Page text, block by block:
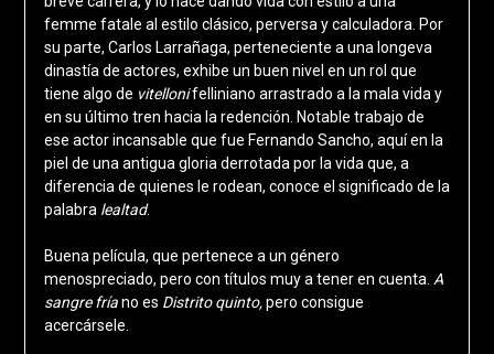
femme fatale al estilo clásico, perversa y calculadora. Por
su parte, Carlos Larrañaga, perteneciente a una longeva
dinastía de actores, exhibe un buen nivel en un rol que
tiene algo de vitellonifelliniano arrastrado a la mala vida y
en su último tren hacia la redención. Notable trabajo de
ese actor incansable que fue Fernando Sancho, aquí en la
piel de una antigua gloria derrotada por la vida que, a
diferencia de quienes le rodean, conoce el significado de la
palabra lealtad.
Buena película, que pertenece a un género
menospreciado, pero con títulos muy a tener en cuenta. A
sangre fríano es Distrito quinto,pero consigue
acercársele.